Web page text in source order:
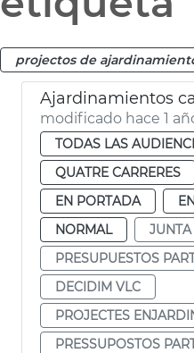
projectos de
modificado hace 1
TODAS LAS
QUATRE CARRERES
EN PORTADA
NORMAL
PRESUPUESTOS
DECIDIM VLC
PROJECTES
PRESSUPOSTOS